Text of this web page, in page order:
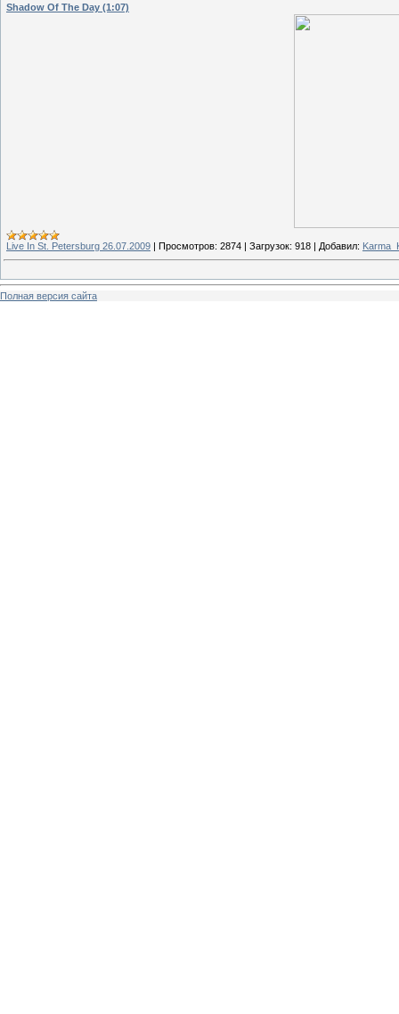
Shadow Of The Day (1:07)
Live In St. Petersburg 26.07.2009 | Просмотров: 2874 | Загрузок: 918 | Добавил:
Полная версия сайта